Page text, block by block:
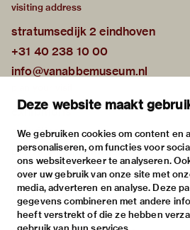
Deze website maakt
We gebruiken cookies om content en
personaliseren, om functies voor
ons websiteverkeer te analyseren.
over uw gebruik van onze site met
media, adverteren en analyse. Deze
gegevens combineren met andere
heeft verstrekt of die ze hebben
visiting address
stratumsedijk 2 eindhoven
+31 40 238 10 00
info@vanabbemuseum.nl
exhibitions
activities
practical information
about
the museum
the collection